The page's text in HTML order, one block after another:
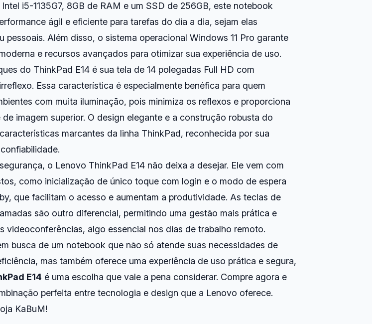
i5-1135G7, 8GB de RAM e um SSD de 256GB, este notebook
ágil e eficiente para tarefas do dia a dia, sejam elas
pessoais. Além disso, o sistema operacional Windows 11 Pro garante
e recursos avançados para otimizar sua experiência de uso.
do ThinkPad E14 é sua tela de 14 polegadas Full HD com
Essa característica é especialmente benéfica para quem
com muita iluminação, pois minimiza os reflexos e proporciona
de imagem superior. O design elegante e a construção robusta do
marcantes da linha ThinkPad, reconhecida por sua
o Lenovo ThinkPad E14 não deixa a desejar. Ele vem com
como inicialização de único toque com login e o modo de espera
que facilitam o acesso e aumentam a produtividade. As teclas de
são outro diferencial, permitindo uma gestão mais prática e
videoconferências, algo essencial nos dias de trabalho remoto.
busca de um notebook que não só atende suas necessidades de
mas também oferece uma experiência de uso prática e segura,
E14 é uma escolha que vale a pena considerar. Compre agora e
perfeita entre tecnologia e design que a Lenovo oferece.
KaBuM!